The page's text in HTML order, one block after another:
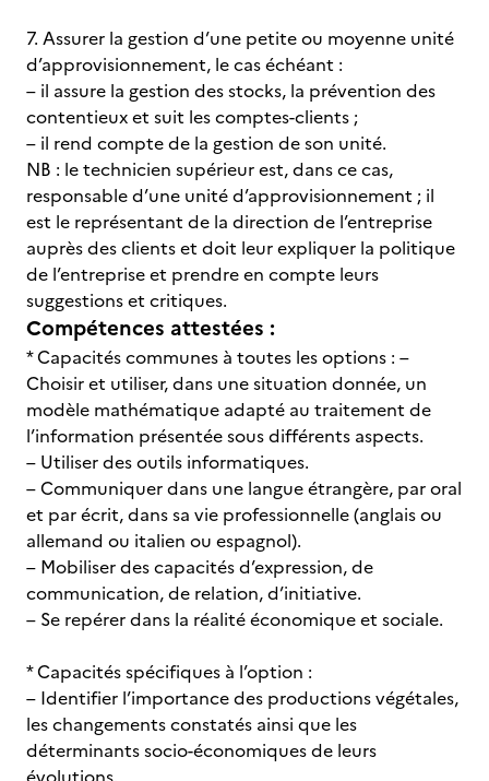
7. Assurer la gestion d’une petite ou moyenne unité
d’approvisionnement, le cas échéant :
– il assure la gestion des stocks, la prévention des
contentieux et suit les comptes-clients ;
– il rend compte de la gestion de son unité.
NB : le technicien supérieur est, dans ce cas,
responsable d’une unité d’approvisionnement ; il
est le représentant de la direction de l’entreprise
auprès des clients et doit leur expliquer la politique
de l’entreprise et prendre en compte leurs
suggestions et critiques.
Compétences attestées :
* Capacités communes à toutes les options : –
Choisir et utiliser, dans une situation donnée, un
modèle mathématique adapté au traitement de
l’information présentée sous différents aspects.
– Utiliser des outils informatiques.
– Communiquer dans une langue étrangère, par oral
et par écrit, dans sa vie professionnelle (anglais ou
allemand ou italien ou espagnol).
– Mobiliser des capacités d’expression, de
communication, de relation, d’initiative.
– Se repérer dans la réalité économique et sociale.
* Capacités spécifiques à l’option :
– Identifier l’importance des productions végétales,
les changements constatés ainsi que les
déterminants socio-économiques de leurs